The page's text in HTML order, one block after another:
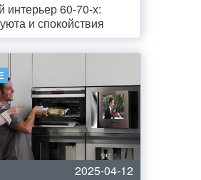
интерьер 60-70-х:
и спокойствия
2025-04-12